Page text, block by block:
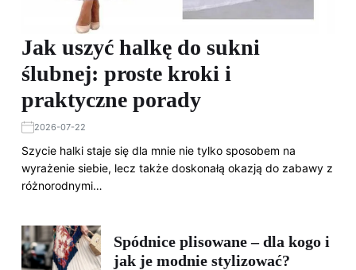
Jak uszyć halkę do sukni
ślubnej: proste kroki i
praktyczne porady
2026-07-22
Szycie halki staje się dla mnie nie tylko sposobem na
wyrażenie siebie, lecz także doskonałą okazją do zabawy z
różnorodnymi…
Spódnice plisowane – dla kogo i
jak je modnie stylizować?